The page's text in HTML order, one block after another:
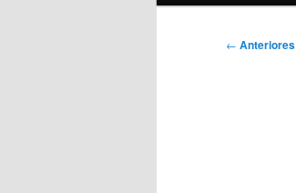
Navegación
← Anteriores